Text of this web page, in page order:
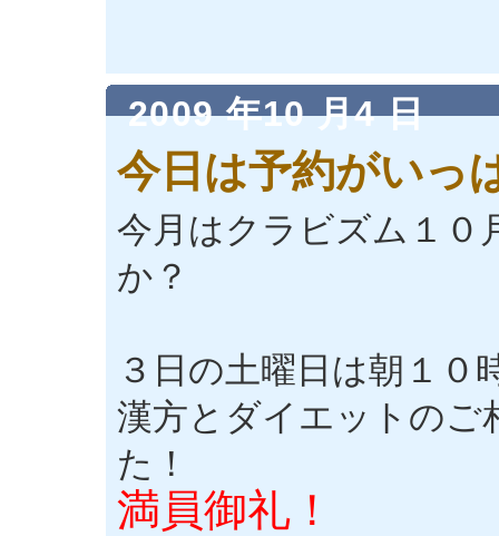
2009 年10 月4 日
今日は予約がいっ
今月はクラビズム１０
か？
３日の土曜日は朝１０
漢方とダイエットのご
た！
満員御礼！